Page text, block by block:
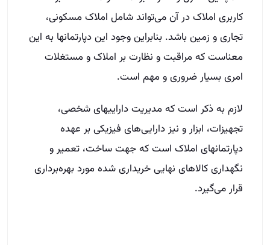
کاربری املاک در آن می‌تواند شامل املاک مسکونی،
تجاری و زمین باشد. بنابراین وجود این دپارتمان­ها به این
معناست که مراقبت و نظارت بر املاک و مستغلات
امری بسیار ضروری و مهم است.
لازم به ذکر است که مدیریت دارایی­های شخصی،
تجهیزات، ابزار و نیز دارایی‌های فیزیکی بر عهده
دپارتمان­های املاک است که جهت ساخت، تعمیر و
نگهداری کالاهای نهایی خریداری شده مورد بهره‌برداری
قرار می‌گیرد.